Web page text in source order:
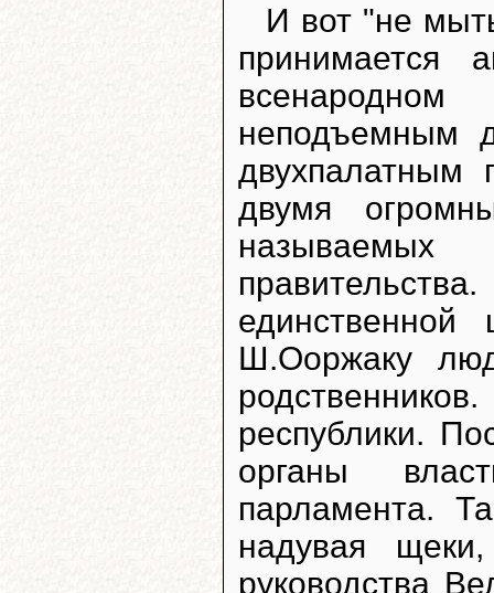
И вот "не
принимается
неподъемным
двухпалатным
двумя
единственной
Ш.Ооржаку
республики.
органы
парламента.
надувая
руководства